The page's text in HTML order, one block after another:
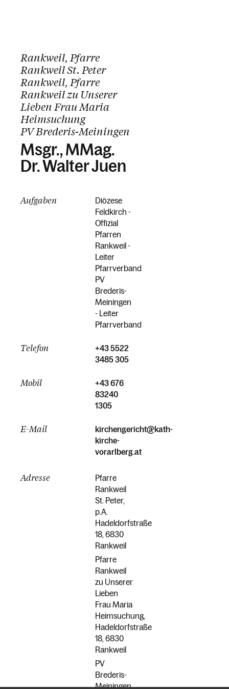
Rankweil, Pfarre
Rankweil St. Peter
Rankweil, Pfarre
Rankweil zu Unserer
Lieben Frau Maria
Heimsuchung
PV Brederis-Meiningen
Msgr., MMag.
Dr. Walter Juen
Aufgaben
Diözese
Feldkirch -
Offizial
Pfarren
Rankweil -
Leiter
Pfarrverband
PV
Brederis-
Meiningen
- Leiter
Pfarrverband
Telefon
+43 5522
3485 305
Mobil
+43 676
83240
1305
E-Mail
kirchengericht@kath-
kirche-
vorarlberg.at
Adresse
Pfarre
Rankweil
St. Peter,
p.A.
Hadeldorfstraße
18, 6830
Rankweil
Pfarre
Rankweil
zu Unserer
Lieben
Frau Maria
Heimsuchung,
Hadeldorfstraße
18, 6830
Rankweil
PV
Brederis-
Meiningen,